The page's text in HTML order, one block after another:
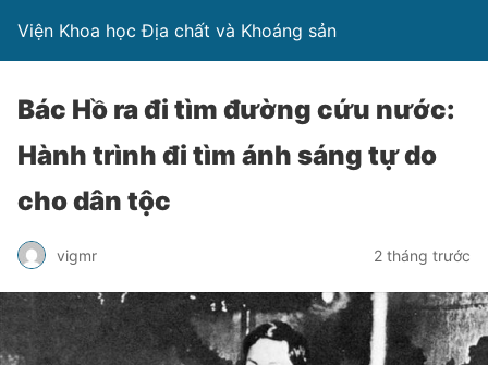
Viện Khoa học Địa chất và Khoáng sản
Bác Hồ ra đi tìm đường cứu nước:
Hành trình đi tìm ánh sáng tự do
cho dân tộc
vigmr 2 tháng trước